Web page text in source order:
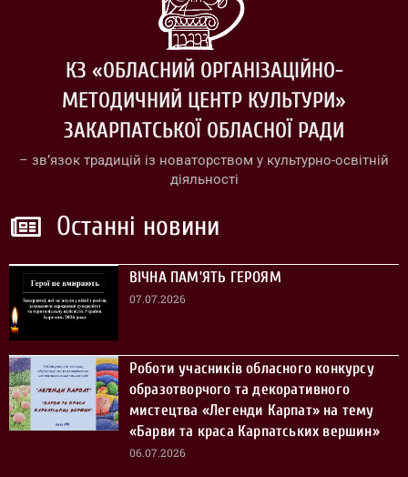
КЗ «ОБЛАСНИЙ ОРГАНІЗАЦІЙНО-
МЕТОДИЧНИЙ ЦЕНТР КУЛЬТУРИ»
ЗАКАРПАТСЬКОЇ ОБЛАСНОЇ РАДИ
– зв’язок традицій із новаторством у культурно-освітній
діяльності
Останні новини
ВІЧНА ПАМ’ЯТЬ ГЕРОЯМ
07.07.2026
Роботи учасників обласного конкурсу
образотворчого та декоративного
мистецтва «Легенди Карпат» на тему
«Барви та краса Карпатських вершин»
06.07.2026